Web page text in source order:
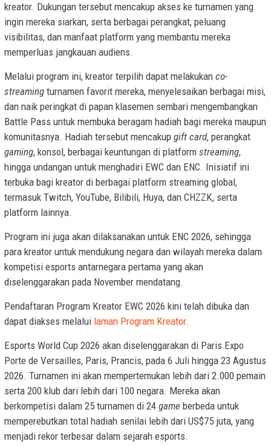
kreator. Dukungan tersebut mencakup akses ke turnamen yang
ingin mereka siarkan, serta berbagai perangkat, peluang
visibilitas, dan manfaat platform yang membantu mereka
memperluas jangkauan audiens.
Melalui program ini, kreator terpilih dapat melakukan co-
streaming turnamen favorit mereka, menyelesaikan berbagai misi,
dan naik peringkat di papan klasemen sembari mengembangkan
Battle Pass untuk membuka beragam hadiah bagi mereka maupun
komunitasnya. Hadiah tersebut mencakup gift card, perangkat
gaming, konsol, berbagai keuntungan di platform streaming,
hingga undangan untuk menghadiri EWC dan ENC. Inisiatif ini
terbuka bagi kreator di berbagai platform streaming global,
termasuk Twitch, YouTube, Bilibili, Huya, dan CHZZK, serta
platform lainnya.
Program ini juga akan dilaksanakan untuk ENC 2026, sehingga
para kreator untuk mendukung negara dan wilayah mereka dalam
kompetisi esports antarnegara pertama yang akan
diselenggarakan pada November mendatang.
Pendaftaran Program Kreator EWC 2026 kini telah dibuka dan
dapat diakses melalui laman Program Kreator.
Esports World Cup 2026 akan diselenggarakan di Paris Expo
Porte de Versailles, Paris, Prancis, pada 6 Juli hingga 23 Agustus
2026. Turnamen ini akan mempertemukan lebih dari 2.000 pemain
serta 200 klub dari lebih dari 100 negara. Mereka akan
berkompetisi dalam 25 turnamen di 24 game berbeda untuk
memperebutkan total hadiah senilai lebih dari US$75 juta, yang
menjadi rekor terbesar dalam sejarah esports.